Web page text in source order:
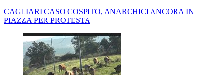
CAGLIARI CASO COSPITO, ANARCHICI ANCORA IN
PIAZZA PER PROTESTA